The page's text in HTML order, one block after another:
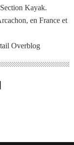
Kayak.
en France et
Overblog